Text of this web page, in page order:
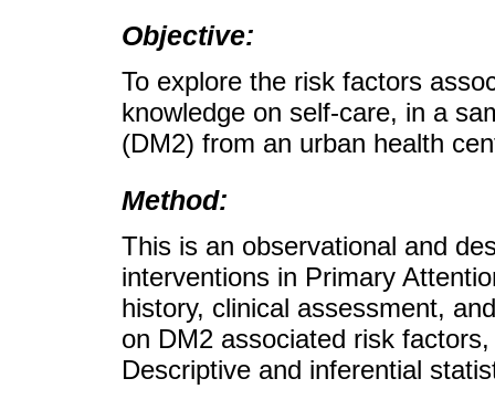
Objective:
To explore the risk factors
knowledge on self-care, in a
(DM2) from an urban health
Method:
This is an observational and
interventions in Primary
history, clinical assessment,
on DM2 associated risk
Descriptive and inferential